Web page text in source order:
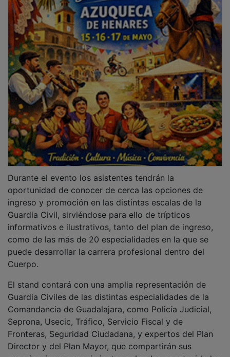
oportunidad de conocer de cerca las opciones de
ingreso y promoción en las distintas escalas de la
Guardia Civil, sirviéndose para ello de trípticos
informativos e ilustrativos, tanto del plan de ingreso,
como de las más de 20 especialidades en la que se
puede desarrollar la carrera profesional dentro del
Cuerpo.
Guardia Civiles de las distintas especialidades de la
Comandancia de Guadalajara, como Policía Judicial,
Seprona, Usecic, Tráfico, Servicio Fiscal y de
Fronteras, Seguridad Ciudadana, y expertos del Plan
Director y del Plan Mayor, que compartirán sus
experiencias y conocimientos sobre las oportunidades